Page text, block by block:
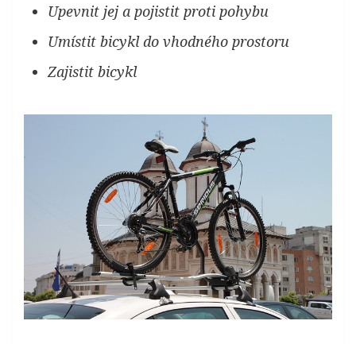
Upevnit jej a pojistit proti pohybu
Umístit bicykl do vhodného prostoru
Zajistit bicykl